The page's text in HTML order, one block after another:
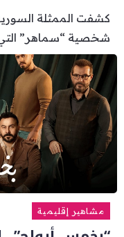
كشفت الممثلة
شخصية “سماهر”
مشاهير إقليمية